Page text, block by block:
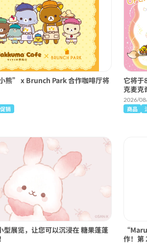
熊” x Brunch Park 合作咖啡厅将
销
它将于
克麦克
2026/
商品
型展览，让您可以沉浸在 糖果蓬蓬
作！第